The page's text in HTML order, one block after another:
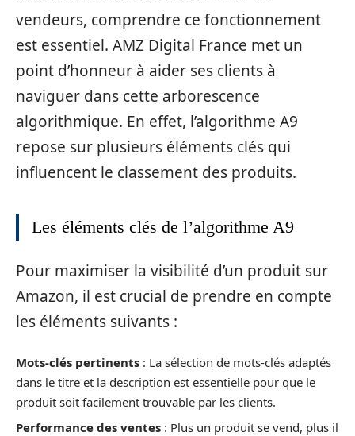
vendeurs, comprendre ce fonctionnement
est essentiel. AMZ Digital France met un
point d’honneur à aider ses clients à
naviguer dans cette arborescence
algorithmique. En effet, l’algorithme A9
repose sur plusieurs éléments clés qui
influencent le classement des produits.
Les éléments clés de l’algorithme A9
Pour maximiser la visibilité d’un produit sur
Amazon, il est crucial de prendre en compte
les éléments suivants :
Mots-clés pertinents : La sélection de mots-clés adaptés
dans le titre et la description est essentielle pour que le
produit soit facilement trouvable par les clients.
Performance des ventes : Plus un produit se vend, plus il